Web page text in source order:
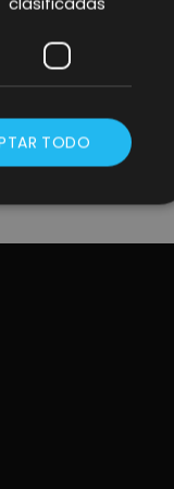
en un lugar de
(Dont Repeat
TODO